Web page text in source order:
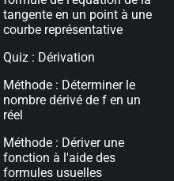
tangente en un point à une
courbe représentative
Quiz : Dérivation
Méthode : Déterminer le
nombre dérivé de f en un
réel
Méthode : Dériver une
fonction à l'aide des
formules usuelles